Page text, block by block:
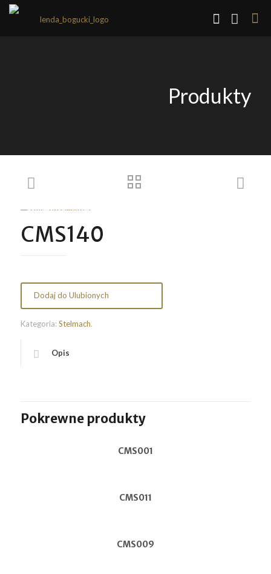
Produkty
CMS140
Dodaj do Ulubionych
Kategoria:Stelmach.
Opis
Pokrewne produkty
CMS001
CMS011
CMS009